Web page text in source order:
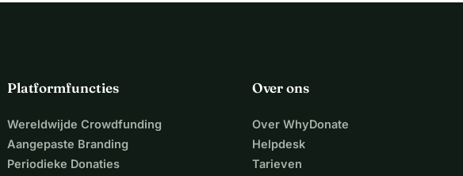
Platformfuncties
Wereldwijde Crowdfunding
Aangepaste Branding
Periodieke Donaties
Over ons
Over WhyDonate
Helpdesk
Tarieven